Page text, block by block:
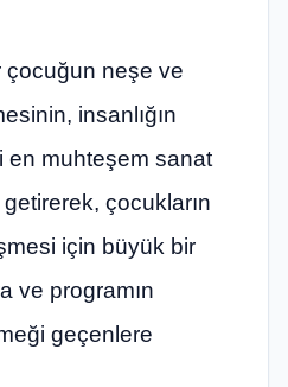
çocuğun neşe ve
insanlığın
en muhteşem sanat
çocukların
için büyük bir
ve programın
geçenlere